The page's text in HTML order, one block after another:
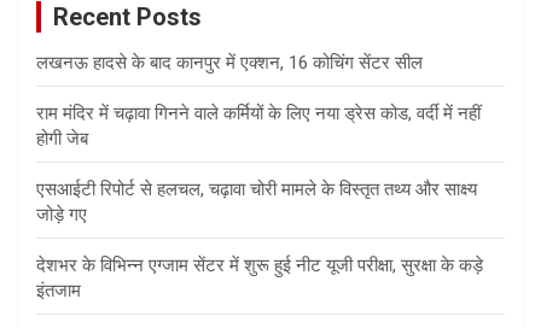
Recent Posts
लखनऊ हादसे के बाद कानपुर में एक्शन, 16 कोचिंग सेंटर सील
राम मंदिर में चढ़ावा गिनने वाले कर्मियों के लिए नया ड्रेस कोड, वर्दी में नहीं
होगी जेब
एसआईटी रिपोर्ट से हलचल, चढ़ावा चोरी मामले के विस्तृत तथ्य और साक्ष्य
जोड़े गए
देशभर के विभिन्न एग्जाम सेंटर में शुरू हुई नीट यूजी परीक्षा, सुरक्षा के कड़े
इंतजाम